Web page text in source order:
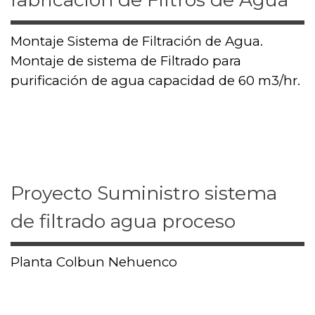
Montaje Sistema de Filtración de Agua.
Montaje de sistema de Filtrado para
purificación de agua capacidad de 60 m3/hr.
Proyecto Suministro sistema
de filtrado agua proceso
Planta Colbun Nehuenco